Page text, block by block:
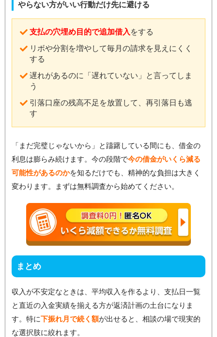
やらない方がいい行動だけ先に避ける
支払の穴埋め目的で追加借入 をする
リボや分割を増やして毎月の請求を見えにくく
する
遅れがあるのに「遅れていない」と言ってしま
う
引落口座の残高不足を放置して、再引落日も逃
す
「まだ完璧じゃないから」と躊躇している間にも、借金の
利息は膨らみ続けます。今の段階で今の借金がいくら減る
可能性があるのかを知るだけでも、精神的な負担は大きく
変わります。まずは無料調査から始めてください。
まとめ
収入が不安定なときは、平均収入を作るより、支払日一覧
と直近の入金実績を揃える方が返済計画の土台になりま
す。特に下振れ月で続く額が出せると、相談の場で現実的
な選択肢に絞れます。